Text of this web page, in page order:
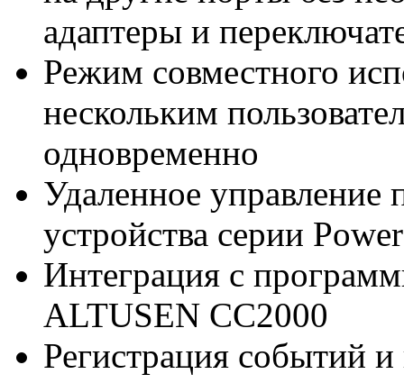
адаптеры и
Режим совместного
нескольким
одновременно
Удаленное
устройства серии
Интеграция с
ALTUSEN CC2000
Регистрация событий